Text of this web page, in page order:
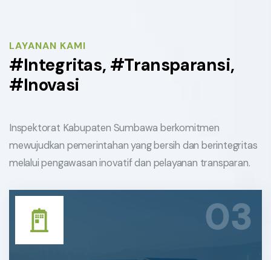
LAYANAN KAMI
#Integritas, #Transparansi,
#Inovasi
Inspektorat Kabupaten Sumbawa berkomitmen
mewujudkan pemerintahan yang bersih dan berintegritas
melalui pengawasan inovatif dan pelayanan transparan.
03